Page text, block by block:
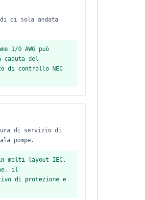
di sola andata
1/0 AWG può
caduta del
di controllo NEC
di servizio di
pompe.
in molti layout IEC,
il
di protezione e